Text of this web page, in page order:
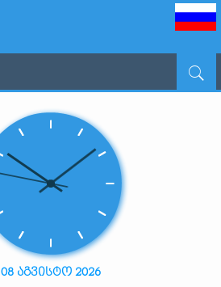
08 აგვისტო 2026